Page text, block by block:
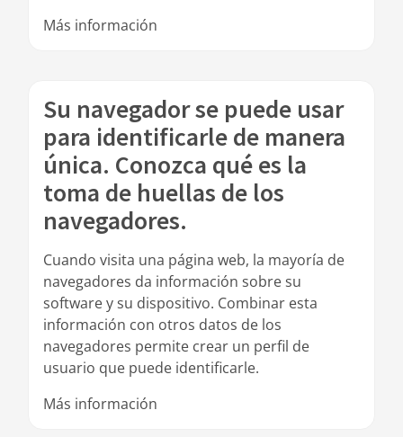
Más información
Su navegador se puede usar
para identificarle de manera
única. Conozca qué es la
toma de huellas de los
navegadores.
Cuando visita una página web, la mayoría de
navegadores da información sobre su
software y su dispositivo. Combinar esta
información con otros datos de los
navegadores permite crear un perfil de
usuario que puede identificarle.
Más información